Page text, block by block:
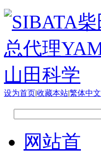
设为首页|收藏本站|繁体中文
网站首